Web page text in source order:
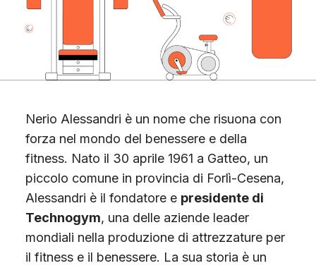
Nerio Alessandri è un nome che risuona con
forza nel mondo del benessere e della
fitness. Nato il 30 aprile 1961 a Gatteo, un
piccolo comune in provincia di Forlì-Cesena,
Alessandri è il fondatore e presidente di
Technogym, una delle aziende leader
mondiali nella produzione di attrezzature per
il fitness e il benessere. La sua storia è un